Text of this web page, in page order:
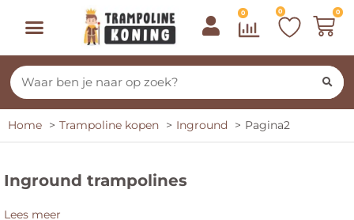
0 0 0
Home Trampoline kopen Inground Pagina2
Inground trampolines
Lees meer